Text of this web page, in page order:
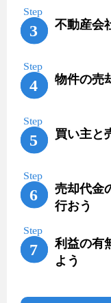
不動産会
物件の売
買い主と
売却代金
行おう
利益の有
よう